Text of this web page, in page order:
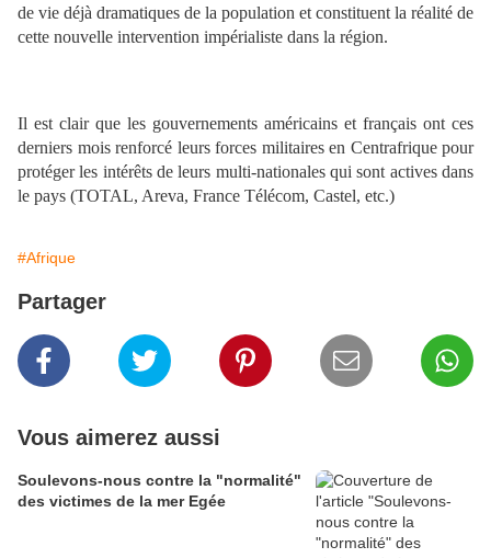
de vie déjà dramatiques de la population et constituent la réalité de
cette nouvelle intervention impérialiste dans la région.
Il est clair que les gouvernements américains et français ont ces
derniers mois renforcé leurs forces militaires en Centrafrique pour
protéger les intérêts de leurs multi-nationales qui sont actives dans
le pays (TOTAL, Areva, France Télécom, Castel, etc.)
#Afrique
Partager
Vous aimerez aussi
Soulevons-nous contre la "normalité"
des victimes de la mer Egée